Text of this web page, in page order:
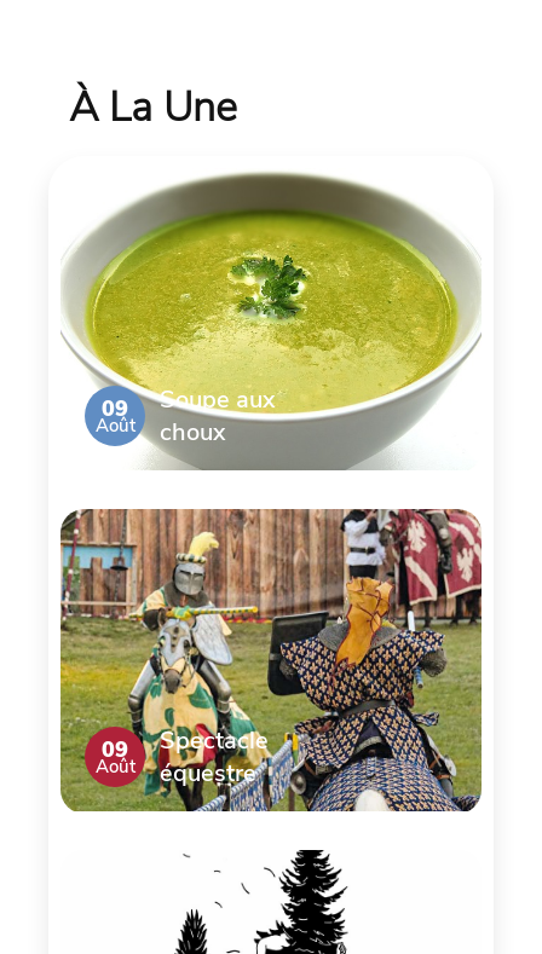
À La Une
09
Août
Soupe aux
choux
09
Août
Spectacle
équestre